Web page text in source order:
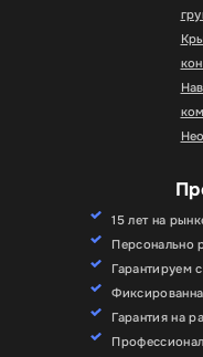
15 лет на
Персонально
Гарантируем
Гарантия на